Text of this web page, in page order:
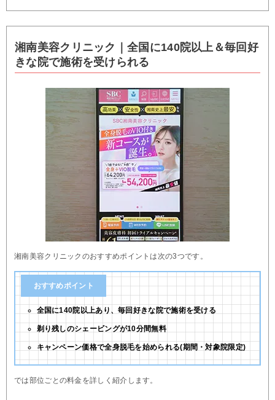
湘南美容クリニック｜全国に140院以上＆毎回好
きな院で施術を受けられる
湘南美容クリニックのおすすめポイントは次の3つです。
おすすめポイント
全国に140院以上あり、毎回好きな院で施術を受ける
剃り残しのシェービングが10分間無料
キャンペーン価格で全身脱毛を始められる(期間・対象院限定)
では部位ごとの料金を詳しく紹介します。